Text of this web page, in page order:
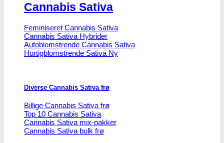
Cannabis Sativa
Feminiseret Cannabis Sativa
Cannabis Sativa Hybrider
Autoblomstrende Cannabis Sativa
Hurtigblomstrende Sativa
Diverse Cannabis Sativa frø
Billige Cannabis Sativa frø
Top 10 Cannabis Sativa
Cannabis Sativa mix-pakker
Cannabis Sativa bulk frø